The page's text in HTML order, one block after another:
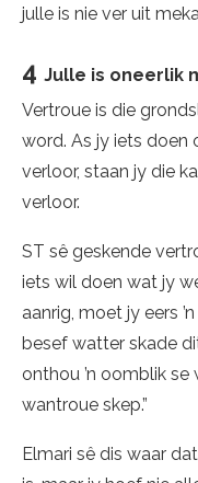
julle is nie ver uit
4 Julle is oneerlik
Vertroue is die
word. As jy iets doen
verloor, staan jy die
verloor.
ST sê geskende
iets wil doen wat jy
aanrig, moet jy eers
besef watter skade
onthou ’n oomblik se
wantroue skep.”
Elmari sê dis waar